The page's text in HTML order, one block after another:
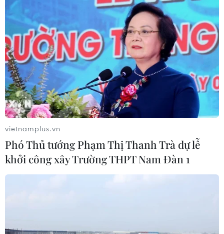
trong ngày đàm phán đầu tiên
05/08/2026 15:01
Xung đột tại Trung Đông: Tàu hàng
Ấn Độ bị đánh chìm trên Biển Đỏ
05/08/2026 04:40
Israel phát triển xét nghiệm máu đơn
giản giúp phát hiện sớm ung thư
phổi
giải giáp Hezbollah tại Nam Liban
vietnamplus.vn
Phó Thủ tướng Phạm Thị Thanh Trà dự lễ
khởi công xây Trường THPT Nam Đàn 1